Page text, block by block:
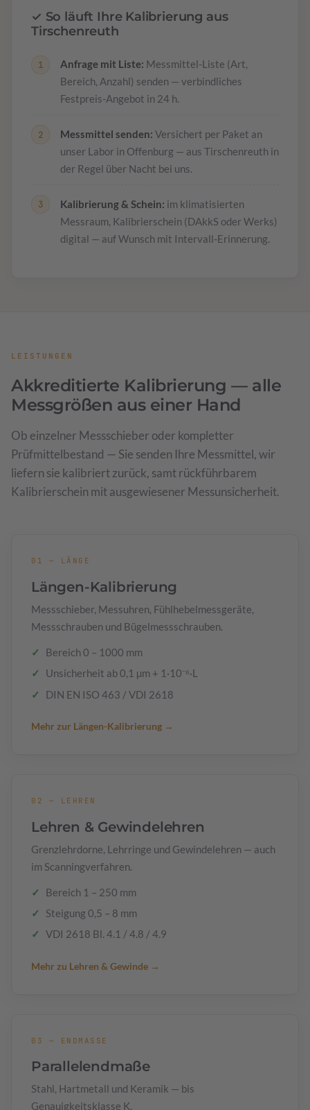
✓ So läuft Ihre Kalibrierung aus
Tirschenreuth
Anfrage mit Liste: Messmittel-Liste (Art,
Bereich, Anzahl) senden — verbindliches
Festpreis-Angebot in 24 h.
Messmittel senden: Versichert per Paket an
unser Labor in Offenburg — aus Tirschenreuth in
der Regel über Nacht bei uns.
Kalibrierung & Schein: im klimatisierten
Messraum, Kalibrierschein (DAkkS oder Werks)
digital — auf Wunsch mit Intervall-Erinnerung.
LEISTUNGEN
Akkreditierte Kalibrierung — alle
Messgrößen aus einer Hand
Ob einzelner Messschieber oder kompletter
Prüfmittelbestand — Sie senden Ihre Messmittel, wir
liefern sie kalibriert zurück, samt rückführbarem
Kalibrierschein mit ausgewiesener Messunsicherheit.
01 — LÄNGE
Längen-Kalibrierung
Messschieber, Messuhren, Fühlhebelmessgeräte,
Messschrauben und Bügelmessschrauben.
Bereich 0 – 1000 mm
Unsicherheit ab 0,1 µm + 1·10⁻⁶·L
DIN EN ISO 463 / VDI 2618
Mehr zur Längen-Kalibrierung →
02 — LEHREN
Lehren & Gewindelehren
Grenzlehrdorne, Lehrringe und Gewindelehren — auch
im Scanningverfahren.
Bereich 1 – 250 mm
Steigung 0,5 – 8 mm
VDI 2618 Bl. 4.1 / 4.8 / 4.9
Mehr zu Lehren & Gewinde →
03 — ENDMASSE
Parallelendmaße
Stahl, Hartmetall und Keramik — bis
Genauigkeitsklasse K.